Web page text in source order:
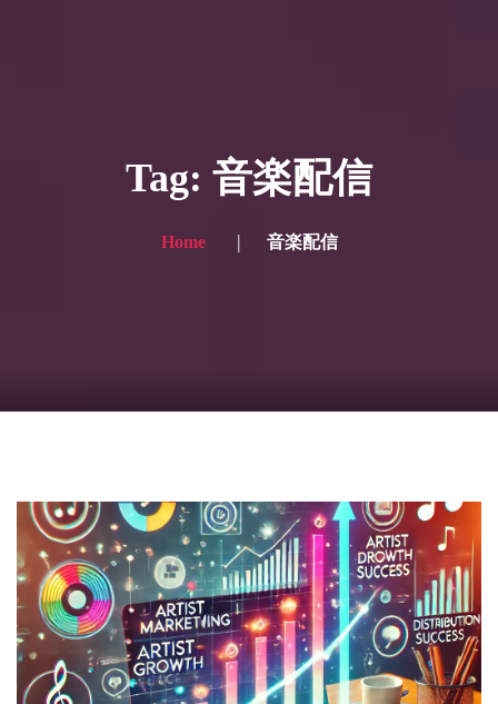
プランと価格
ショップ
のっくん
お客様の声
お問い合わせ
Tag: 音楽配信
Home 音楽配信